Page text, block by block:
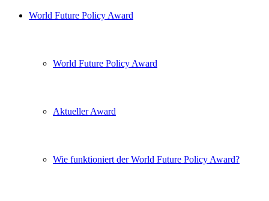
World Future Policy Award
World Future Policy Award
Aktueller Award
Wie funktioniert der World Future Policy Award?